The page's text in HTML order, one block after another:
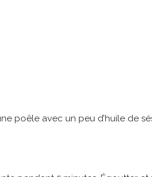
poêle avec un peu d’huile de